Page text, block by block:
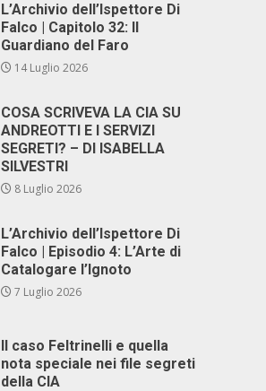
L’Archivio dell’Ispettore Di
Falco | Capitolo 32: Il
Guardiano del Faro
14 Luglio 2026
COSA SCRIVEVA LA CIA SU
ANDREOTTI E I SERVIZI
SEGRETI? – DI ISABELLA
SILVESTRI
8 Luglio 2026
L’Archivio dell’Ispettore Di
Falco | Episodio 4: L’Arte di
Catalogare l’Ignoto
7 Luglio 2026
Il caso Feltrinelli e quella
nota speciale nei file segreti
della CIA